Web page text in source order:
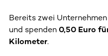
Bereits zwei
und spenden 0,50 Euro
Kilometer.